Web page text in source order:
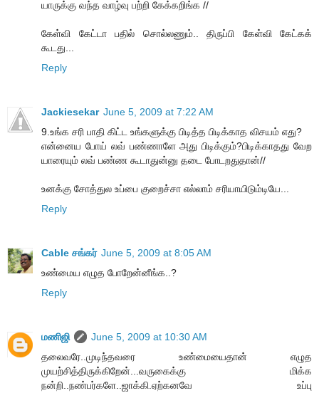
யாருக்கு வந்த வாழ்வு பற்றி கேக்கறிங்க //
கேள்வி கேட்டா பதில் சொல்லணும்.. திருப்பி கேள்வி கேட்கக்
கூடது...
Reply
Jackiesekar June 5, 2009 at 7:22 AM
9.உங்க சரி பாதி கிட்ட உங்களுக்கு பிடித்த பிடிக்காத விசயம் எது?
என்னைய போய் லவ் பண்ணாளே அது பிடிக்கும்?பிடிக்காதது வேற
யாரையும் லவ் பண்ண கூடாதுன்னு தடை போடறதுதான்//
உனக்கு சோத்துல உப்பை குறைச்சா எல்லாம் சரியாயிடும்டியே...
Reply
Cable சங்கர் June 5, 2009 at 8:05 AM
உண்மைய எழுத போறேன்னீங்க..?
Reply
மணிஜி
June 5, 2009 at 10:30 AM
தலைவரே..முடிந்தவரை உண்மையைதான் எழுத
முயற்சித்திருக்கிறேன்...வருகைக்கு மிக்க
நன்றி..நண்பர்களே..ஜாக்கி.ஏற்கனவே உப்பு